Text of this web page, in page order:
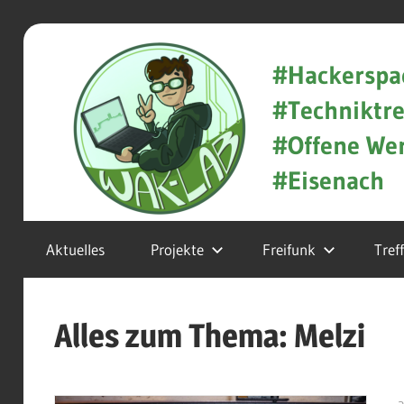
Zum
WAK-
Lab
in
#Offene
#Eisenach
Aktuelles Projekte Freifunk
Alles zum Thema: Melzi